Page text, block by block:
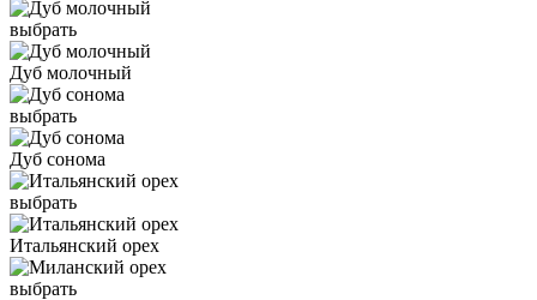
выбрать
Дуб молочный
выбрать
Дуб сонома
выбрать
Итальянский орех
выбрать